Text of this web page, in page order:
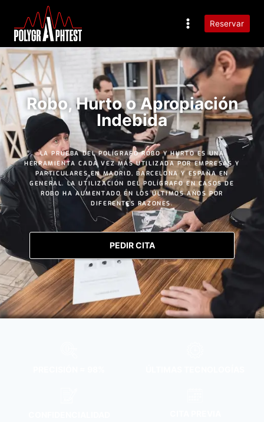
Reservar
Robo, Hurto o Apropiación
Indebida
LA PRUEBA DEL POLÍGRAFO ROBO Y HURTO ES UNA
HERRAMIENTA CADA VEZ MÁS UTILIZADA POR EMPRESAS Y
PARTICULARES EN MADRID, BARCELONA Y ESPAÑA EN
GENERAL. LA UTILIZACIÓN DEL POLÍGRAFO EN CASOS DE
ROBO HA AUMENTADO EN LOS ÚLTIMOS AÑOS POR
DIFERENTES RAZONES.
PEDIR CITA